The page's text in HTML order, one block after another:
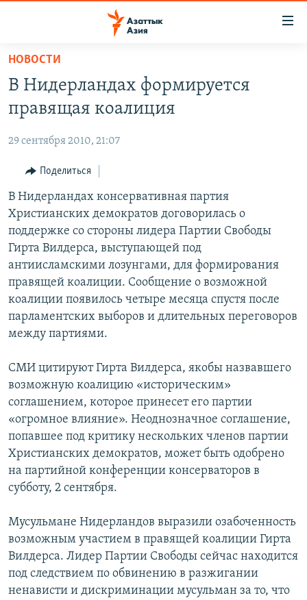
Вернуться
основному
содержанию
Вернутся
навигации
Вернутся
поиску
КАЗАХСТАН
УЗБЕКИСТАН
ТАДЖИКИСТАН
НОВОСТИ
ВОЙНА В УКРАИНЕ
НА ДРУГИХ ЯЗЫКАХ
ҚАЗАҚША
КЫРГЫЗЧА
ТОҶИКӢ
TÜRKMENÇE
Все сайты РСЕ/РС
НОВОСТИ
В Нидерландах формируется
правящая коалиция
29 сентября 2010, 21:07
Поделиться
В Нидерландах консервативная партия
Христианских демократов договорилась о
поддержке со стороны лидера Партии Свободы
Гирта Вилдерса, выступающей под
антиисламскими лозунгами, для формирования
правящей коалиции. Сообщение о возможной
коалиции появилось четыре месяца спустя после
парламентских выборов и длительных переговоров
между партиями.
СМИ цитируют Гирта Вилдерса, якобы назвавшего
возможную коалицию «историческим»
соглашением, которое принесет его партии
«огромное влияние». Неоднозначное соглашение,
попавшее под критику нескольких членов партии
Христианских демократов, может быть одобрено
на партийной конференции консерваторов в
субботу, 2 сентября.
Мусульмане Нидерландов выразили озабоченность
возможным участием в правящей коалиции Гирта
Вилдерса. Лидер Партии Свободы сейчас находится
под следствием по обвинению в разжигании
ненависти и дискриминации мусульман за то, что